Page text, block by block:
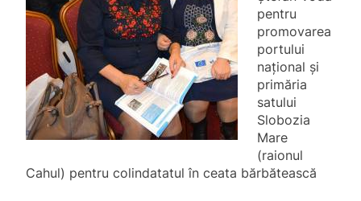
pentru
promovarea
portului
național și
primăria
satului
Slobozia
Mare
(raionul
Cahul) pentru colindatatul în ceata bărbătească